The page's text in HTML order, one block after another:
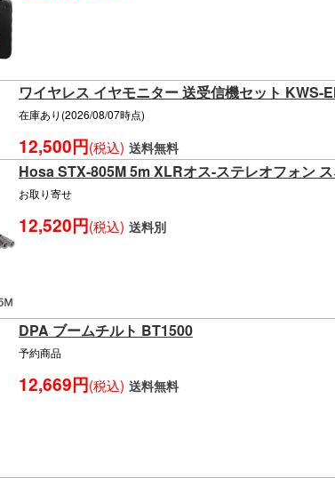
ワイヤレス イヤモニター 送受信機セット KWS-
在庫あり(2026/08/07時点)
12,500円(税込) 送料無料
Hosa STX-805M 5m XLRオス-ステレオフォン
お取り寄せ
12,520円(税込) 送料別
DPA ブームチルト BT1500
予約商品
12,669円(税込) 送料無料